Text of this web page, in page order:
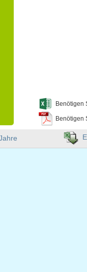
Benötigen
Benötigen